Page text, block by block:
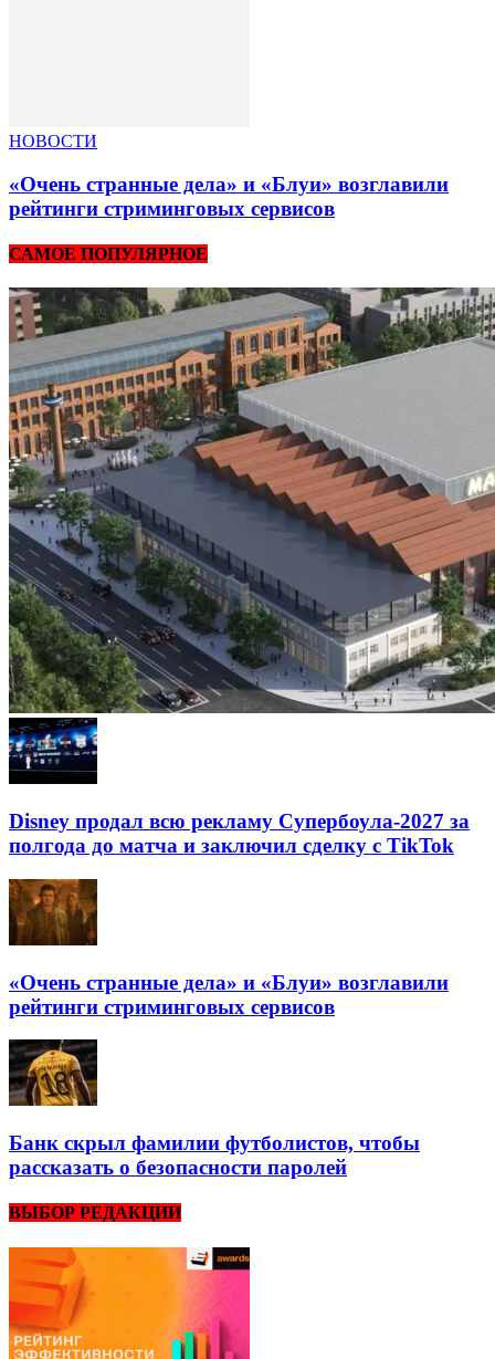
НОВОСТИ
«Очень странные дела» и «Блуи» возглавили
рейтинги стриминговых сервисов
САМОЕ ПОПУЛЯРНОЕ
Disney продал всю рекламу Супербоула-2027 за
полгода до матча и заключил сделку с TikTok
«Очень странные дела» и «Блуи» возглавили
рейтинги стриминговых сервисов
Банк скрыл фамилии футболистов, чтобы
рассказать о безопасности паролей
ВЫБОР РЕДАКЦИИ